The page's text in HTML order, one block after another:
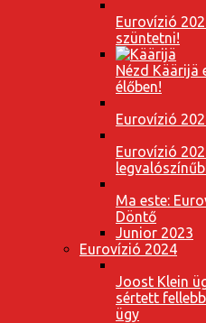
Eurovízió
szüntetni!
Nézd Käärijä
élőben!
Eurovízió
Eurovízió
Ma este:
Döntő
Junior 2023
Eurovízió 2024
Joost Klein
sértett
ügy